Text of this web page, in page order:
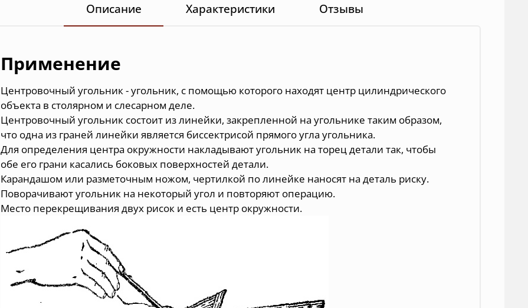
Описание Характеристики Отзывы
Применение
Центровочный угольник - угольник, с помощью которого находят центр цилиндрического
объекта в столярном и слесарном деле.
Центровочный угольник состоит из линейки, закрепленной на угольнике таким образом,
что одна из граней линейки является биссектрисой прямого угла угольника.
Для определения центра окружности накладывают угольник на торец детали так, чтобы
обе его грани касались боковых поверхностей детали.
Карандашом или разметочным ножом, чертилкой по линейке наносят на деталь риску.
Поворачивают угольник на некоторый угол и повторяют операцию.
Место перекрещивания двух рисок и есть центр окружности.